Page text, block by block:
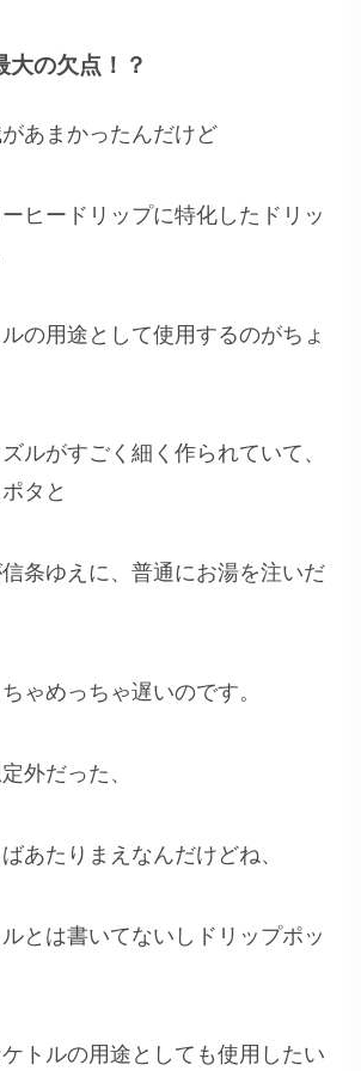
大の欠点！？
あまかったんだけど
ヒードリップに特化したドリッ
の用途として使用するのがちょ
ルがすごく細く作られていて、
タと
条ゆえに、普通にお湯を注いだ
ゃめっちゃ遅いのです。
外だった、
あたりまえなんだけどね、
とは書いてないしドリップポッ
トルの用途としても使用したい